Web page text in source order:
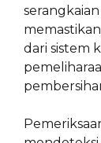
dari sistem